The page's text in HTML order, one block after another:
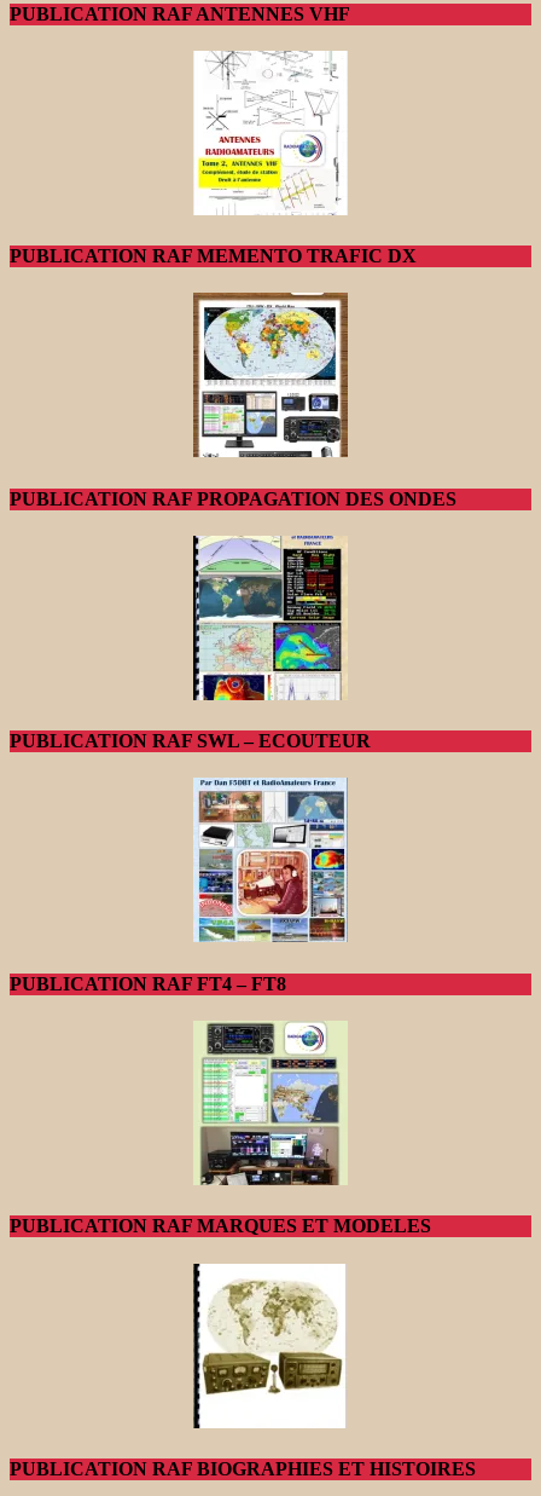
PUBLICATION RAF ANTENNES VHF
PUBLICATION RAF MEMENTO TRAFIC DX
PUBLICATION RAF PROPAGATION DES ONDES
PUBLICATION RAF SWL – ECOUTEUR
PUBLICATION RAF FT4 – FT8
PUBLICATION RAF MARQUES ET MODELES
PUBLICATION RAF BIOGRAPHIES ET HISTOIRES